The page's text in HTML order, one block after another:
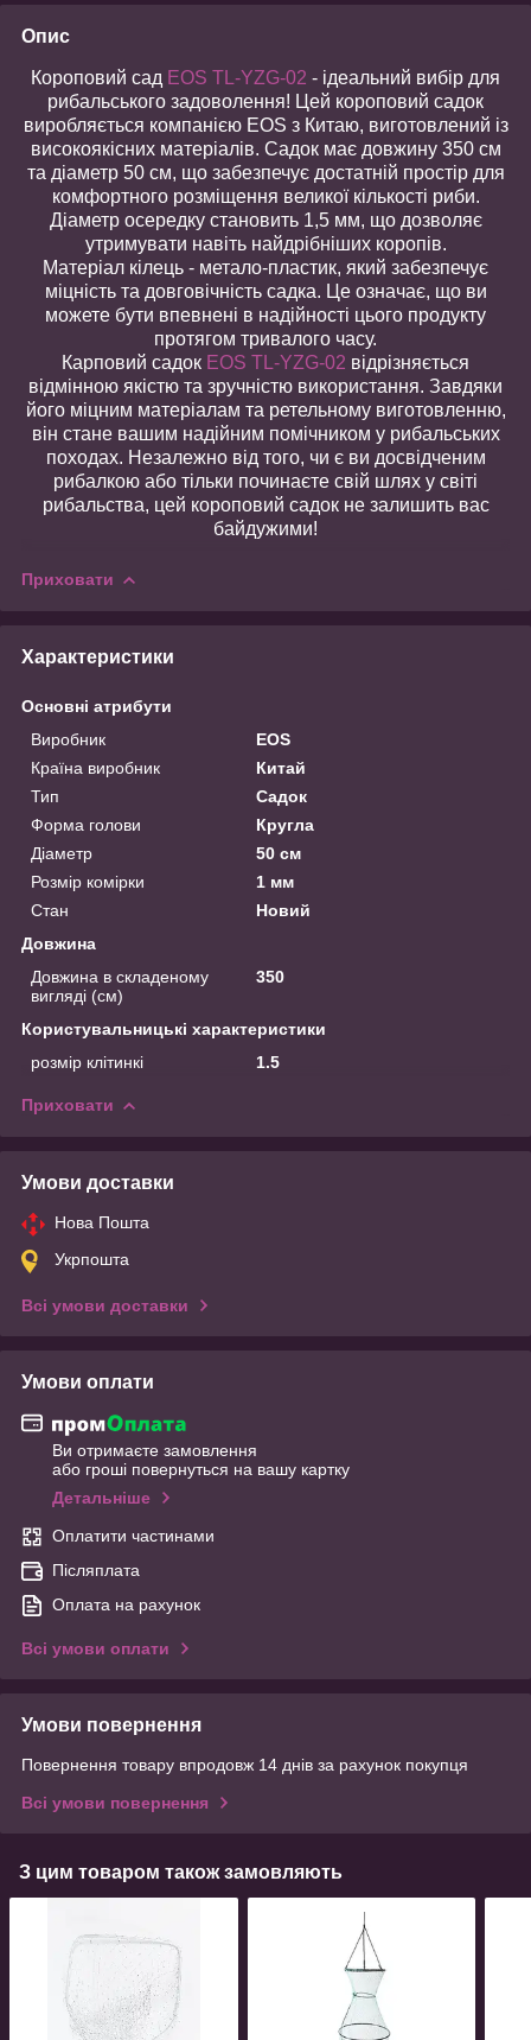
Опис
Короповий сад EOS TL-YZG-02 - ідеальний вибір для
рибальського задоволення! Цей короповий садок
виробляється компанією EOS з Китаю, виготовлений із
високоякісних матеріалів. Садок має довжину 350 см
та діаметр 50 см, що забезпечує достатній простір для
комфортного розміщення великої кількості риби.
Діаметр осередку становить 1,5 мм, що дозволяє
утримувати навіть найдрібніших коропів.
Матеріал кілець - метало-пластик, який забезпечує
міцність та довговічність садка. Це означає, що ви
можете бути впевнені в надійності цього продукту
протягом тривалого часу.
Карповий садок EOS TL-YZG-02 відрізняється
відмінною якістю та зручністю використання. Завдяки
його міцним матеріалам та ретельному виготовленню,
він стане вашим надійним помічником у рибальських
походах. Незалежно від того, чи є ви досвідченим
рибалкою або тільки починаєте свій шлях у світі
рибальства, цей короповий садок не залишить вас
байдужими!
Приховати
Характеристики
Основні атрибути
Виробник
EOS
Країна виробник
Китай
Тип
Садок
Форма голови
Кругла
Діаметр
50 см
Розмір комірки
1 мм
Стан
Новий
Довжина
Довжина в складеному
вигляді (см)
350
Користувальницькі характеристики
розмір клітинкі
1.5
Приховати
Умови доставки
Нова Пошта
Укрпошта
Всі умови доставки
Умови оплати
Ви отримаєте замовлення
або гроші повернуться на вашу картку
Детальніше
Оплатити частинами
Післяплата
Оплата на рахунок
Всі умови оплати
Умови повернення
Повернення товару впродовж 14 днів за рахунок покупця
Всі умови повернення
З цим товаром також замовляють